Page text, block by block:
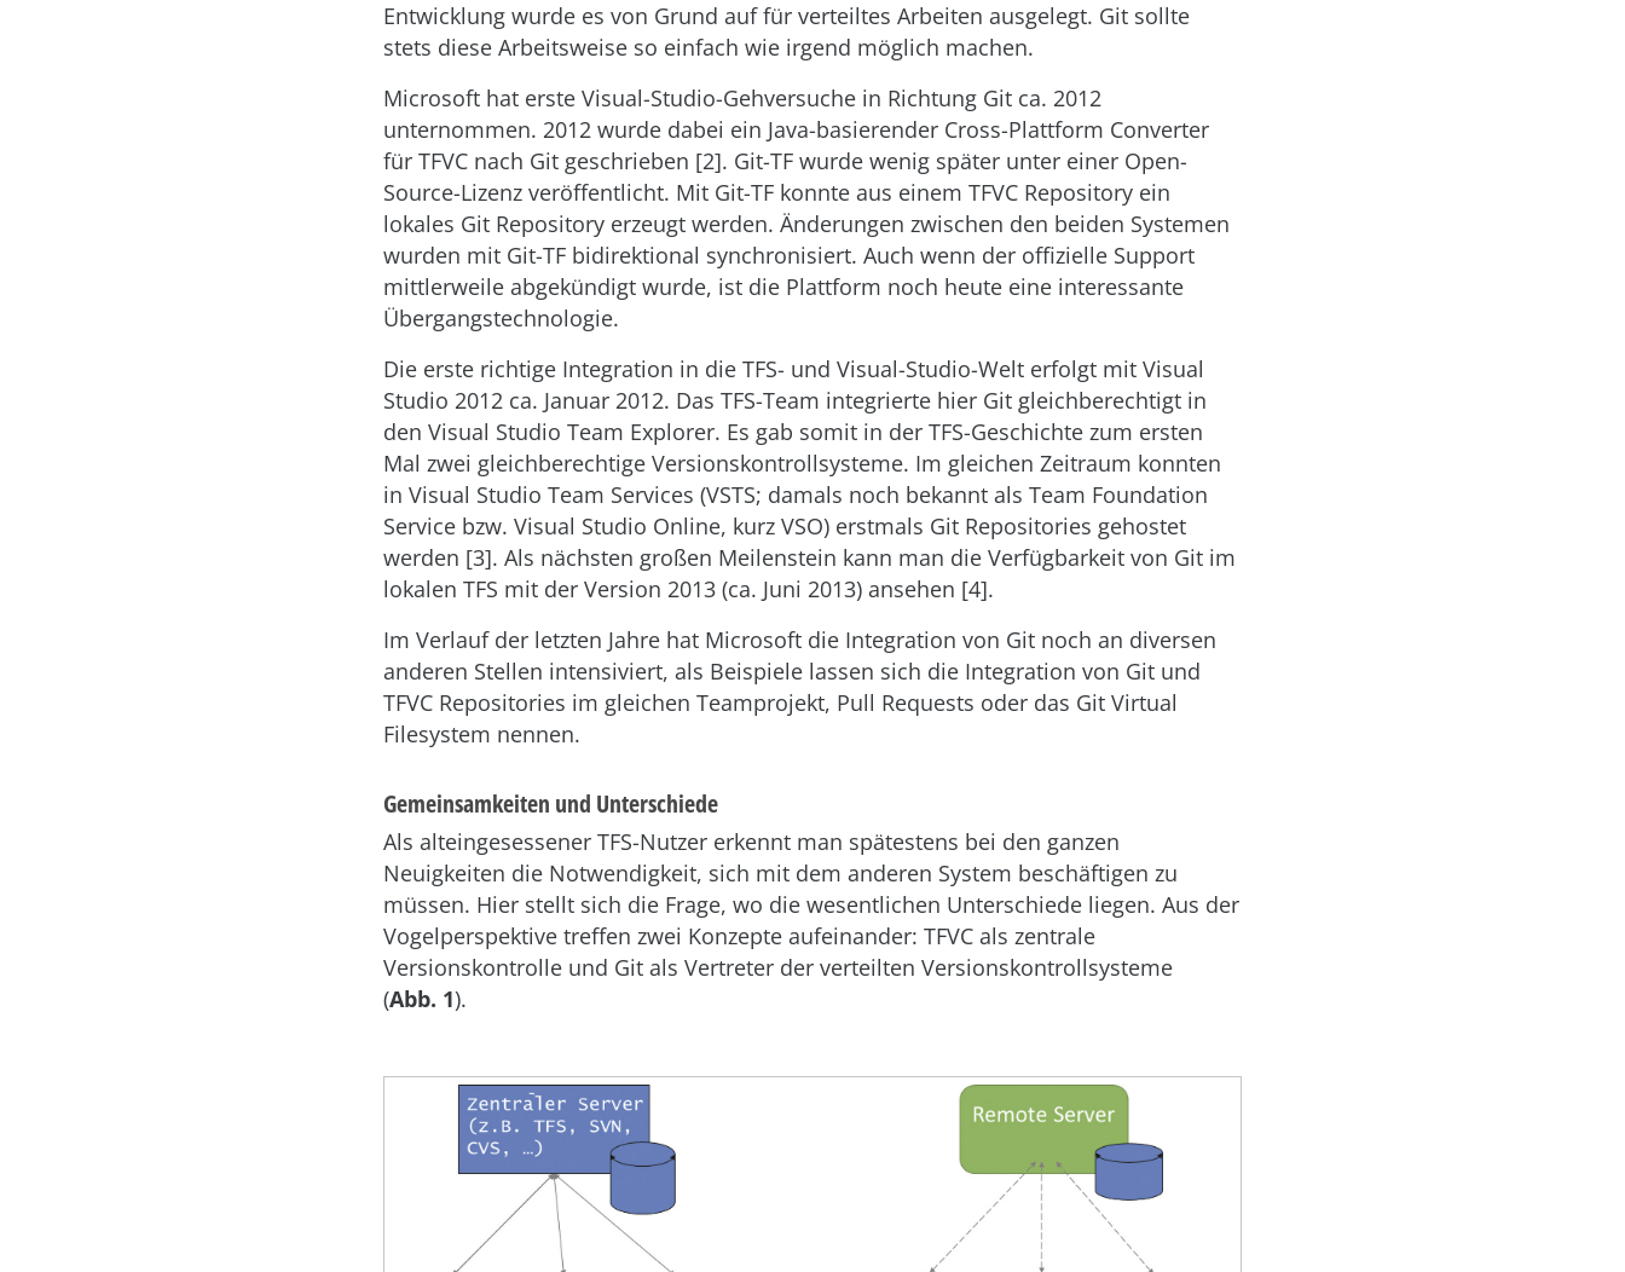
Entwicklung wurde es von Grund auf für verteiltes Arbeiten ausgelegt. Git sollte
stets diese Arbeitsweise so einfach wie irgend möglich machen.
Microsoft hat erste Visual-Studio-Gehversuche in Richtung Git ca. 2012
unternommen. 2012 wurde dabei ein Java-basierender Cross-Plattform Converter
für TFVC nach Git geschrieben [2]. Git-TF wurde wenig später unter einer Open-
Source-Lizenz veröffentlicht. Mit Git-TF konnte aus einem TFVC Repository ein
lokales Git Repository erzeugt werden. Änderungen zwischen den beiden Systemen
wurden mit Git-TF bidirektional synchronisiert. Auch wenn der offizielle Support
mittlerweile abgekündigt wurde, ist die Plattform noch heute eine interessante
Übergangstechnologie.
Die erste richtige Integration in die TFS- und Visual-Studio-Welt erfolgt mit Visual
Studio 2012 ca. Januar 2012. Das TFS-Team integrierte hier Git gleichberechtigt in
den Visual Studio Team Explorer. Es gab somit in der TFS-Geschichte zum ersten
Mal zwei gleichberechtige Versionskontrollsysteme. Im gleichen Zeitraum konnten
in Visual Studio Team Services (VSTS; damals noch bekannt als Team Foundation
Service bzw. Vi­sual Studio Online, kurz VSO) erstmals Git Repositories gehostet
werden [3]. Als nächsten großen Meilenstein kann man die Verfügbarkeit von Git im
lokalen TFS mit der Version 2013 (ca. Juni 2013) ansehen [4].
Im Verlauf der letzten Jahre hat Microsoft die Integration von Git noch an diversen
anderen Stellen intensiviert, als Beispiele lassen sich die Integration von Git und
TFVC Repositories im gleichen Teamprojekt, Pull Requests oder das Git Virtual
Filesystem nennen.
Gemeinsamkeiten und Unterschiede
Als alteingesessener TFS-Nutzer erkennt man spätestens bei den ganzen
Neuigkeiten die Notwendigkeit, sich mit dem anderen System beschäftigen zu
müssen. Hier stellt sich die Frage, wo die wesentlichen Unterschiede liegen. Aus der
Vogelperspektive treffen zwei Konzepte aufeinander: TFVC als zentrale
Versionskontrolle und Git als Vertreter der verteilten Versionskontrollsysteme
(Abb. 1).